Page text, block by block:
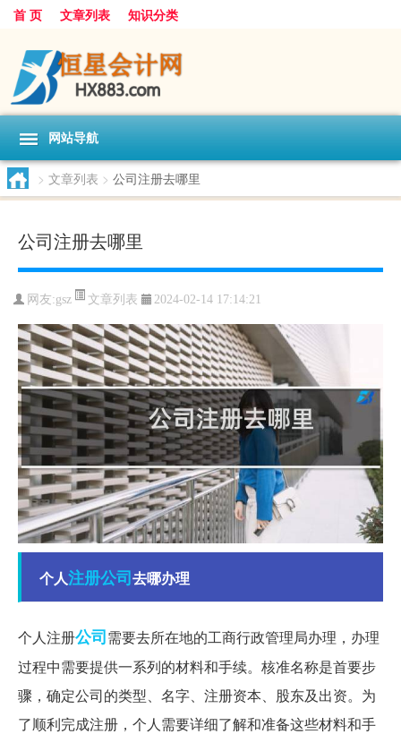
首 页 文章列表 知识分类
网站导航
> 文章列表 > 公司注册去哪里
公司注册去哪里
网友:gsz 文章列表 2024-02-14 17:14:21
个人注册公司去哪办理
个人注册公司需要去所在地的工商行政管理局办理，办理
过程中需要提供一系列的材料和手续。核准名称是首要步
骤，确定公司的类型、名字、注册资本、股东及出资。为
了顺利完成注册，个人需要详细了解和准备这些材料和手